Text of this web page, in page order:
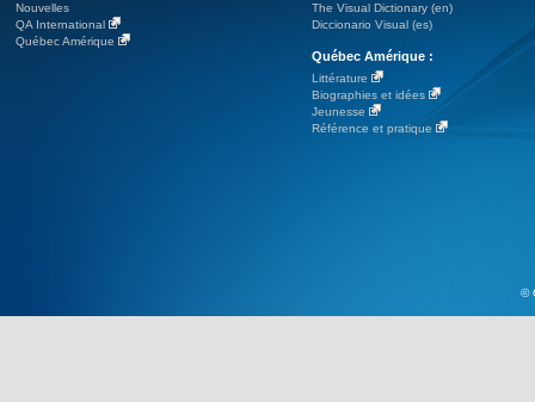
Nouvelles
QA International
Québec Amérique
The Visual Dictionary (en)
Diccionario Visual (es)
Québec Amérique :
Littérature
Biographies et idées
Jeunesse
Référence et pratique
©